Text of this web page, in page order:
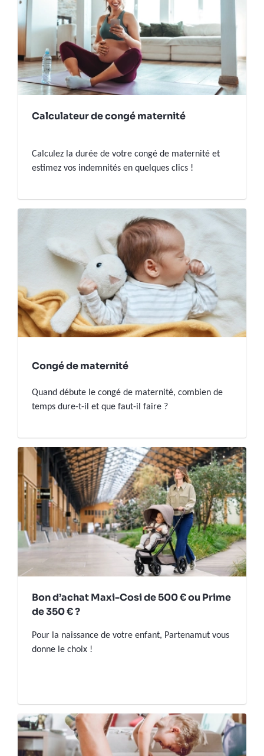
Calculateur de congé maternité
Calculez la durée de votre congé de maternité et
estimez vos indemnités en quelques clics !
Congé de maternité
Quand débute le congé de maternité, combien de
temps dure-t-il et que faut-il faire ?
Bon d’achat Maxi-Cosi de 500 € ou Prime
de 350 € ?
Pour la naissance de votre enfant, Partenamut vous
donne le choix !